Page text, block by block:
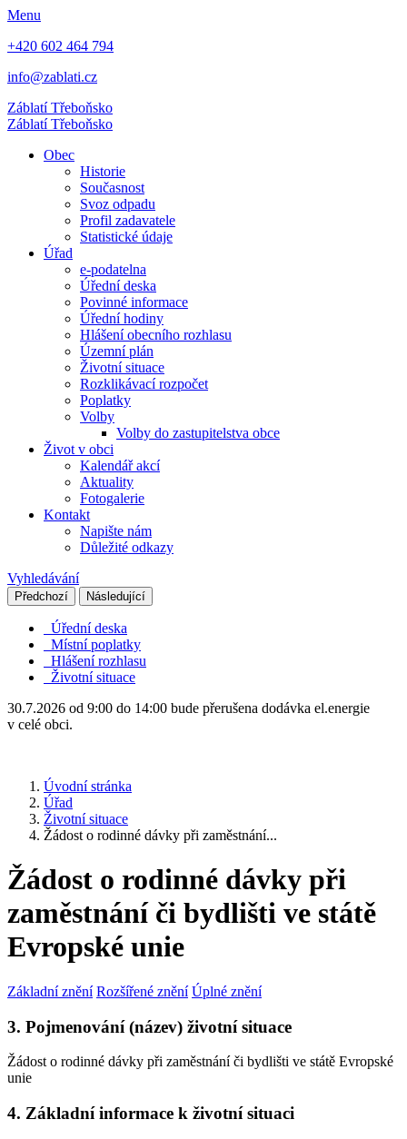
Menu
+420 602 464 794
info@zablati.cz
ZáblatíTřeboňsko
ZáblatíTřeboňsko
Obec
Historie
Současnost
Svoz odpadu
Profil zadavatele
Statistické údaje
Úřad
e-podatelna
Úřední deska
Povinné informace
Úřední hodiny
Hlášení obecního rozhlasu
Územní plán
Životní situace
Rozklikávací rozpočet
Poplatky
Volby
Volby do zastupitelstva obce
Život v obci
Kalendář akcí
Aktuality
Fotogalerie
Kontakt
Napište nám
Důležité odkazy
Vyhledávání
Předchozí Následující
Úřední deska
Místní poplatky
Hlášení rozhlasu
Životní situace
30.7.2026 od 9:00 do 14:00 bude přerušena dodávka el.energie
v celé obci.
Úvodní stránka
Úřad
Životní situace
Žádost o rodinné dávky při zaměstnání...
Žádost o rodinné dávky při
zaměstnání či bydlišti ve státě
Evropské unie
Základní znění Rozšířené znění Úplné znění
3. Pojmenování (název) životní situace
Žádost o rodinné dávky při zaměstnání či bydlišti ve státě Evropské
unie
4. Základní informace k životní situaci